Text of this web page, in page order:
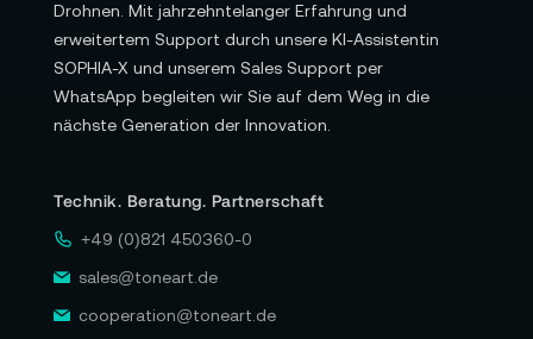
Drohnen. Mit jahrzehntelanger Erfahrung und
erweitertem Support durch unsere KI-Assistentin
SOPHIA-X und unserem Sales Support per
WhatsApp begleiten wir Sie auf dem Weg in die
nächste Generation der Innovation.
Technik. Beratung. Partnerschaft
+49 (0)821 450360-0
sales@toneart.de
cooperation@toneart.de